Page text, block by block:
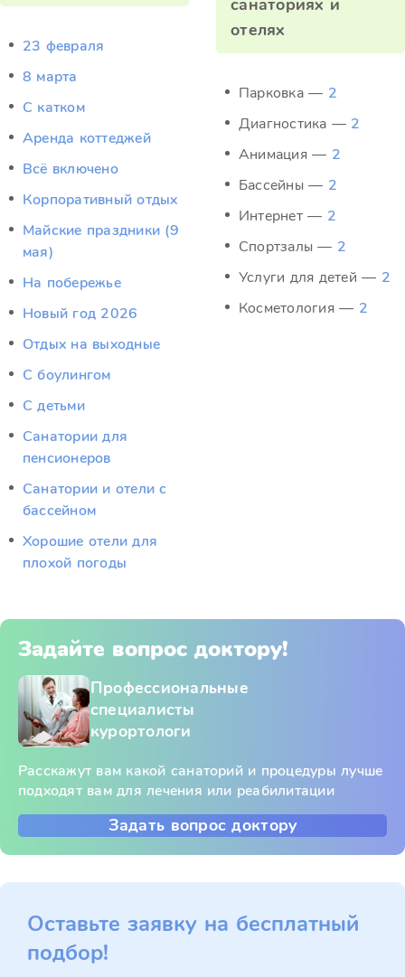
23 февраля
8 марта
C катком
Аренда коттеджей
Всё включено
Корпоративный отдых
Майские праздники (9
мая)
На побережье
Новый год 2026
Отдых на выходные
С боулингом
С детьми
Санатории для
пенсионеров
Санатории и отели с
бассейном
Хорошие отели для
плохой погоды
санаториях и
отелях
Парковка — 2
Диагностика — 2
Анимация — 2
Бассейны — 2
Интернет — 2
Спортзалы — 2
Услуги для детей — 2
Косметология — 2
Задайте вопрос доктору!
Профессиональные
специалисты
курортологи
Расскажут вам какой санаторий и процедуры лучше
подходят вам для лечения или реабилитации
Задать вопрос доктору
Оставьте заявку на бесплатный
подбор!